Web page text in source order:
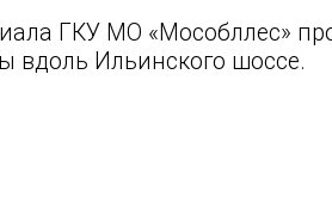
ГКУ МО «Мособллес»
вдоль Ильинского шоссе.